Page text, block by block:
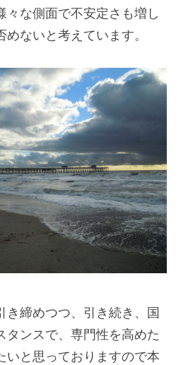
々な側面で不安定さも増し
ないと考えています。
締めつつ、引き続き、国
タンスで、専門性を高めた
いと思っておりますので本